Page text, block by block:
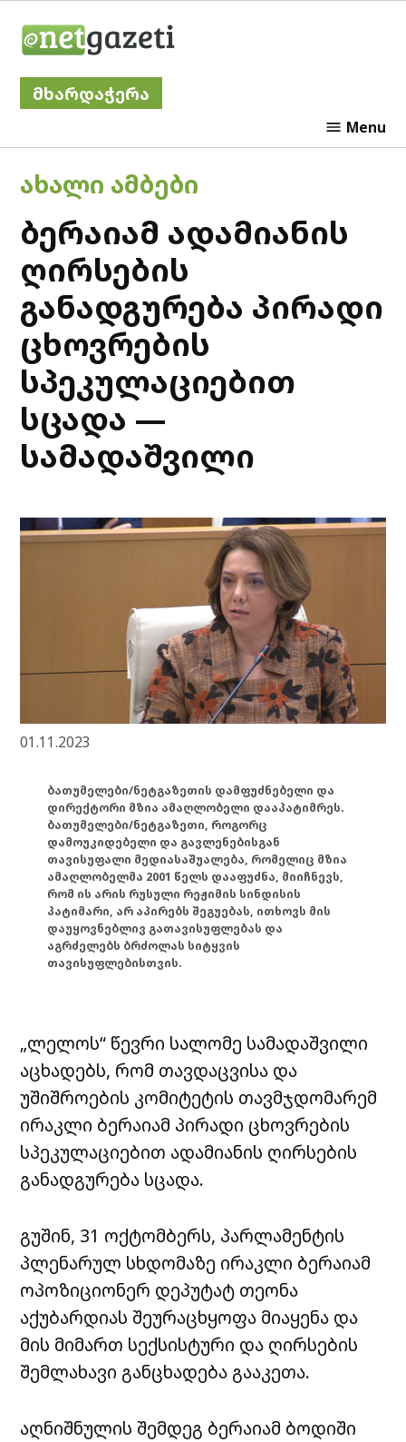
მხარდაჭერა
Menu
POSTED
IN
ᲐᲮᲐᲚᲘ ᲐᲛᲑᲔᲑᲘ
ბერაიამ ადამიანის
ღირსების
განადგურება პირადი
ცხოვრების
სპეკულაციებით
სცადა —
სამადაშვილი
01.11.2023
ბათუმელები/ნეტგაზეთის დამფუძნებელი და
დირექტორი მზია ამაღლობელი დააპატიმრეს.
ბათუმელები/ნეტგაზეთი, როგორც
დამოუკიდებელი და გავლენებისგან
თავისუფალი მედიასაშუალება, რომელიც მზია
ამაღლობელმა 2001 წელს დააფუძნა, მიიჩნევს,
რომ ის არის რუსული რეჟიმის სინდისის
პატიმარი, არ აპირებს შეგუებას, ითხოვს მის
დაუყოვნებლივ გათავისუფლებას და
აგრძელებს ბრძოლას სიტყვის
თავისუფლებისთვის.
„ლელოს“ წევრი სალომე სამადაშვილი
აცხადებს, რომ თავდაცვისა და
უშიშროების კომიტეტის თავმჯდომარემ
ირაკლი ბერაიამ პირადი ცხოვრების
სპეკულაციებით ადამიანის ღირსების
განადგურება სცადა.
გუშინ, 31 ოქტომბერს, პარლამენტის
პლენარულ სხდომაზე ირაკლი ბერაიამ
ოპოზიციონერ დეპუტატ თეონა
აქუბარდიას შეურაცხყოფა მიაყენა და
მის მიმართ სექსისტური და ღირსების
შემლახავი განცხადება გააკეთა.
აღნიშნულის შემდეგ ბერაიამ ბოდიში